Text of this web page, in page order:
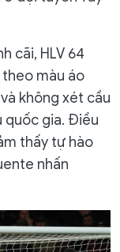
cãi, HLV 64
màu áo
không xét cầu
quốc gia. Điều
thấy tự hào
nhấn